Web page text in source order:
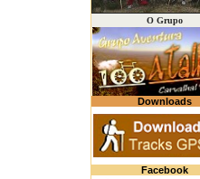
O Grupo
Downloads
Facebook